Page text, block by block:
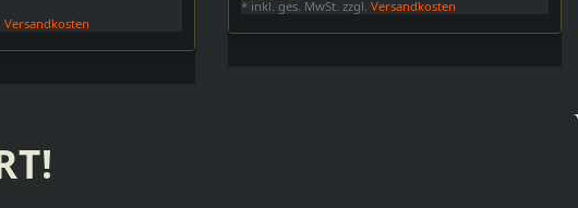
Versandkosten
* inkl. ges. MwSt. zzgl.Versandkosten